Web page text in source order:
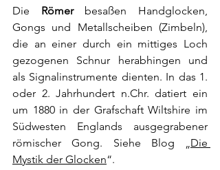
Die Römer besaßen Handglocken,
Gongs und Metallscheiben (Zimbeln),
die an einer durch ein mittiges Loch
gezogenen Schnur herabhingen und
als Signalinstrumente dienten. In das 1.
oder 2. Jahrhundert n.Chr. datiert ein
um 1880 in der Grafschaft Wiltshire im
Südwesten Englands ausgegrabener
römischer Gong. Siehe Blog „ Die
Mystik der Glocken“.